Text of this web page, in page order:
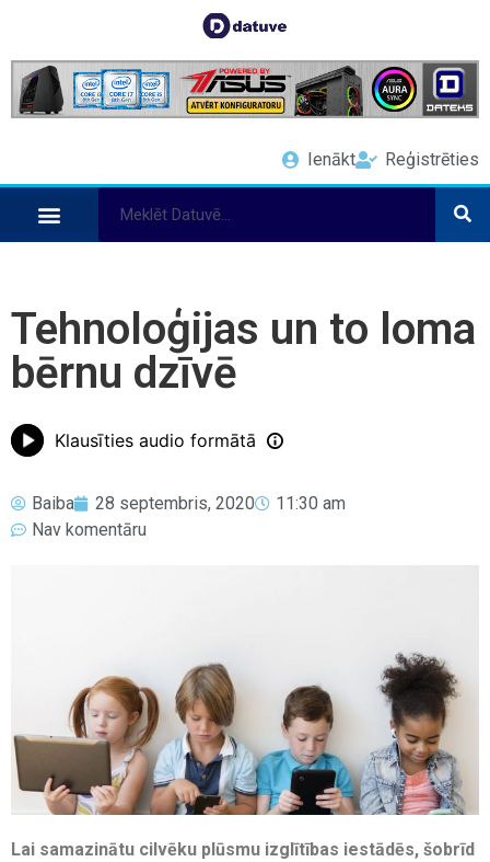
Ienākt Reģistrēties
Tehnoloģijas un to loma
bērnu dzīvē
Klausīties audio formātā
Baiba 28 septembris, 2020
11:30 am
Nav komentāru
Lai samazinātu cilvēku plūsmu izglītības iestādēs, šobrīd